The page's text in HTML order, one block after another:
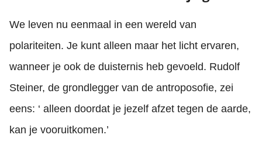
We leven nu eenmaal in een wereld van
polariteiten. Je kunt alleen maar het licht ervaren,
wanneer je ook de duisternis heb gevoeld. Rudolf
Steiner, de grondlegger van de antroposofie, zei
eens: ‘ alleen doordat je jezelf afzet tegen de aarde,
kan je vooruitkomen.’